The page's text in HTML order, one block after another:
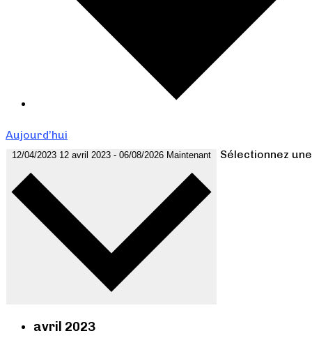
Aujourd’hui
12/04/2023 12 avril 2023 - 06/08/2026 Maintenant Sélectionnez
avril 2023